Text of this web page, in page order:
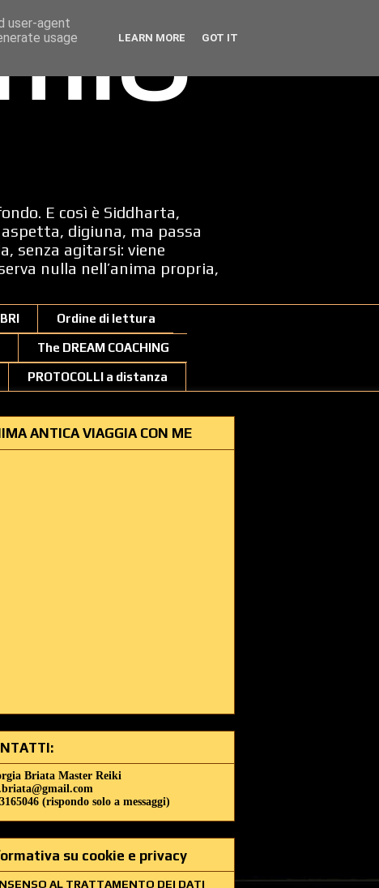
E così è Siddharta,
digiuna, ma passa
senza agitarsi: viene
nulla nell’anima propria,
Ordine di lettura
The DREAM COACHING
PROTOCOLLI a distanza
ANTICA VIAGGIA CON ME
Briata Master Reiki
(rispondo solo a messaggi)
su cookie e privacy
AL TRATTAMENTO DEI DATI
user-agent
usage
LEARN MORE GOT IT